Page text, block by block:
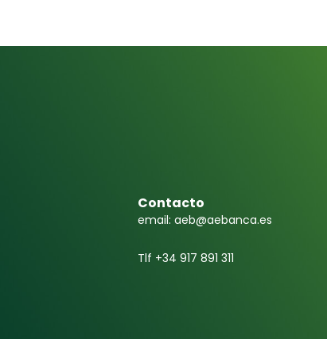
Contacto
email: aeb@aebanca.es
Tlf +34 917 891 311